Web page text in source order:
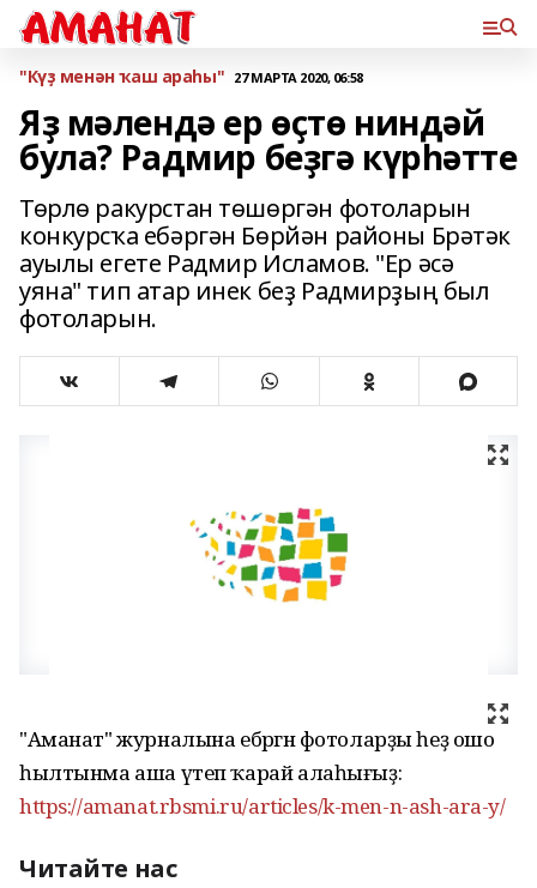
"Күҙ менән ҡаш араһы" 27 МАРТА 2020, 06:58
Яҙ мәлендә ер өҫтө ниндәй
була? Радмир беҙгә күрһәтте
Төрлө ракурстан төшөргән фотоларын
конкурсҡа ебәргән Бөрйән районы Брәтәк
ауылы егете Радмир Исламов. "Ер әсә
уяна" тип атар инек беҙ Радмирҙың был
фотоларын.
"Аманат" журналына ебәргән фотоларҙы һеҙ ошо
һылтынма аша үтеп ҡарай алаһығыҙ:
https://amanat.rbsmi.ru/articles/k-men-n-ash-ara-y/
Читайте нас